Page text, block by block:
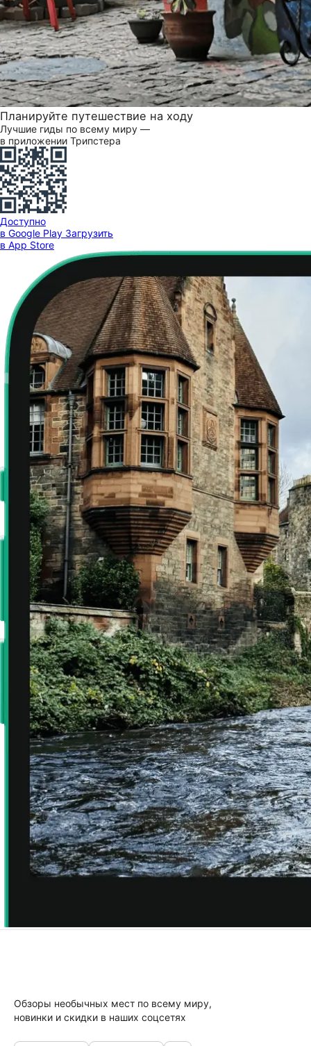
Планируйте путешествие на ходу
Лучшие гиды по всему миру —
в приложении Трипстера
Доступно
в Google Play Загрузить
в App Store
Обзоры необычных мест по всему миру,
новинки и скидки в наших соцсетях